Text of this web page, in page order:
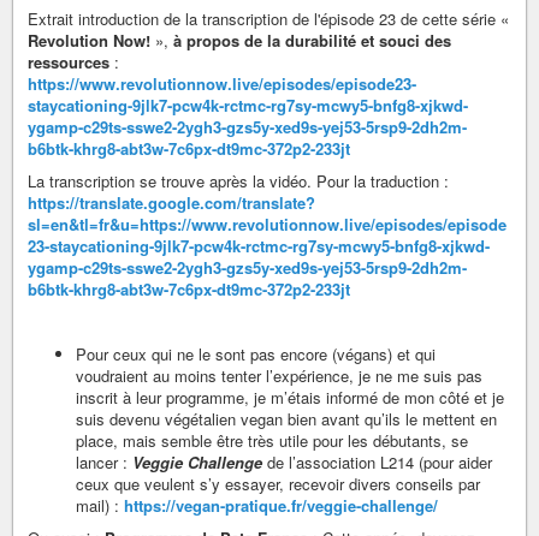
Extrait introduction de la transcription de l'épisode 23 de cette série «
Revolution Now! », à propos de la durabilité et souci des
ressources :
https://www.revolutionnow.live/episodes/episode23-
staycationing-9jlk7-pcw4k-rctmc-rg7sy-mcwy5-bnfg8-xjkwd-
ygamp-c29ts-sswe2-2ygh3-gzs5y-xed9s-yej53-5rsp9-2dh2m-
b6btk-khrg8-abt3w-7c6px-dt9mc-372p2-233jt
La transcription se trouve après la vidéo. Pour la traduction :
https://translate.google.com/translate?
sl=en&tl=fr&u=https://www.revolutionnow.live/episodes/episode
23-staycationing-9jlk7-pcw4k-rctmc-rg7sy-mcwy5-bnfg8-xjkwd-
ygamp-c29ts-sswe2-2ygh3-gzs5y-xed9s-yej53-5rsp9-2dh2m-
b6btk-khrg8-abt3w-7c6px-dt9mc-372p2-233jt
Pour ceux qui ne le sont pas encore (végans) et qui
voudraient au moins tenter l’expérience, je ne me suis pas
inscrit à leur programme, je m’étais informé de mon côté et je
suis devenu végétalien vegan bien avant qu’ils le mettent en
place, mais semble être très utile pour les débutants, se
lancer : Veggie Challenge de l’association L214 (pour aider
ceux que veulent s’y essayer, recevoir divers conseils par
mail) : https://vegan-pratique.fr/veggie-challenge/